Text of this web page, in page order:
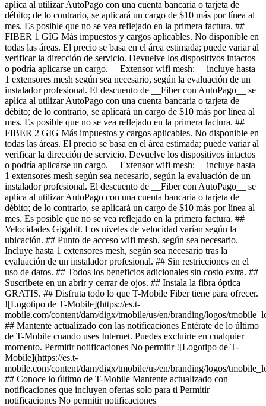
aplica al utilizar AutoPago con una cuenta bancaria o tarjeta de
débito; de lo contrario, se aplicará un cargo de $10 más por línea al
mes. Es posible que no se vea reflejado en la primera factura. ##
FIBER 1 GIG Más impuestos y cargos aplicables. No disponible en
todas las áreas. El precio se basa en el área estimada; puede variar al
verificar la dirección de servicio. Devuelve los dispositivos intactos
o podría aplicarse un cargo. __Extensor wifi mesh:__ incluye hasta
1 extensores mesh según sea necesario, según la evaluación de un
instalador profesional. El descuento de __Fiber con AutoPago__ se
aplica al utilizar AutoPago con una cuenta bancaria o tarjeta de
débito; de lo contrario, se aplicará un cargo de $10 más por línea al
mes. Es posible que no se vea reflejado en la primera factura. ##
FIBER 2 GIG Más impuestos y cargos aplicables. No disponible en
todas las áreas. El precio se basa en el área estimada; puede variar al
verificar la dirección de servicio. Devuelve los dispositivos intactos
o podría aplicarse un cargo. __Extensor wifi mesh:__ incluye hasta
1 extensores mesh según sea necesario, según la evaluación de un
instalador profesional. El descuento de __Fiber con AutoPago__ se
aplica al utilizar AutoPago con una cuenta bancaria o tarjeta de
débito; de lo contrario, se aplicará un cargo de $10 más por línea al
mes. Es posible que no se vea reflejado en la primera factura. ##
Velocidades Gigabit. Los niveles de velocidad varían según la
ubicación. ## Punto de acceso wifi mesh, según sea necesario.
Incluye hasta 1 extensores mesh, según sea necesario tras la
evaluación de un instalador profesional. ## Sin restricciones en el
uso de datos. ## Todos los beneficios adicionales sin costo extra. ##
Suscríbete en un abrir y cerrar de ojos. ## Instala la fibra óptica
GRATIS. ## Disfruta todo lo que T-Mobile Fiber tiene para ofrecer.
![Logotipo de T-Mobile](https://es.t-
mobile.com/content/dam/digx/tmobile/us/en/branding/logos/
## Mantente actualizado con las notificaciones Entérate de lo último
de T-Mobile cuando uses Internet. Puedes excluirte en cualquier
momento. Permitir notificaciones No permitir ![Logotipo de T-
Mobile](https://es.t-
mobile.com/content/dam/digx/tmobile/us/en/branding/logos/
## Conoce lo último de T-Mobile Mantente actualizado con
notificaciones que incluyen ofertas solo para ti Permitir
notificaciones No permitir notificaciones